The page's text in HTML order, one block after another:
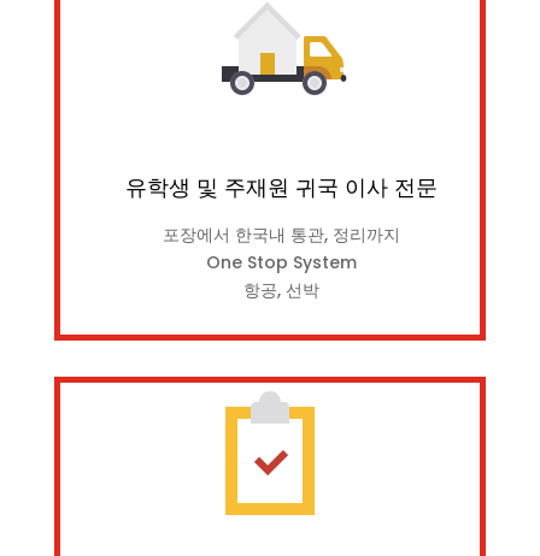
유학생 및 주재원 귀국 이사 전문
포장에서 한국내 통관, 정리까지
One Stop System
항공, 선박